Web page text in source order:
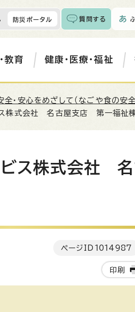
防災ポータル 質問する
教育 健康・医療・福祉
全・安心をめざして（なごや食の安
式会社 名古屋支店 第一福祉棟
ス株式会社
ページID 1014987
印刷